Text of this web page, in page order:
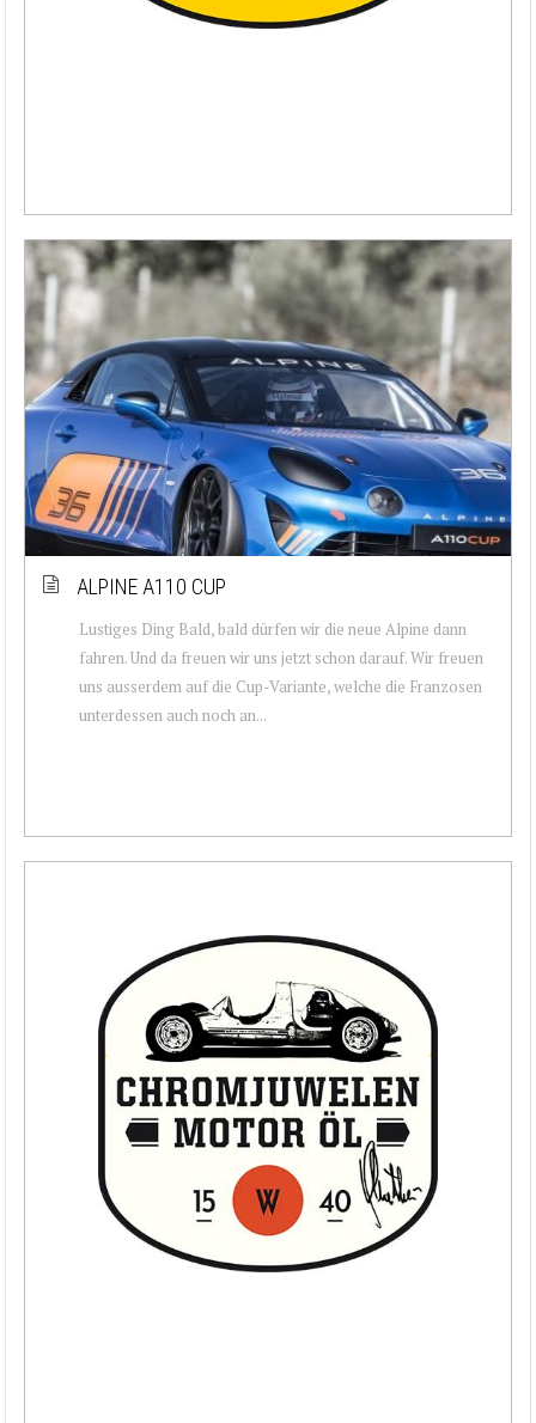
ALPINE A110 CUP
Lustiges Ding Bald, bald dürfen wir die neue Alpine dann
fahren. Und da freuen wir uns jetzt schon darauf. Wir freuen
uns ausserdem auf die Cup-Variante, welche die Franzosen
unterdessen auch noch an...